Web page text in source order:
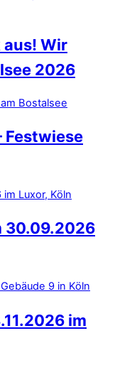
aus! Wir
2026
Festwiese
30.09.2026
im